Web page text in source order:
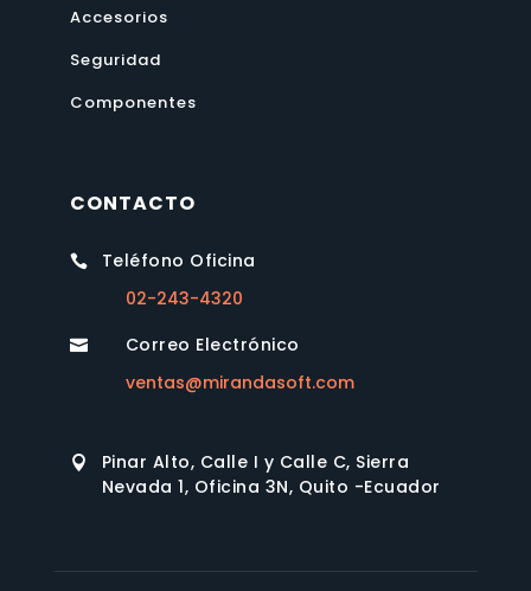
Accesorios
Seguridad
Componentes
CONTACTO

Teléfono Oficina
02-243-4320

Correo Electrónico
ventas@mirandasoft.com

Pinar Alto, Calle I y Calle C, Sierra
Nevada 1, Oficina 3N, Quito -Ecuador